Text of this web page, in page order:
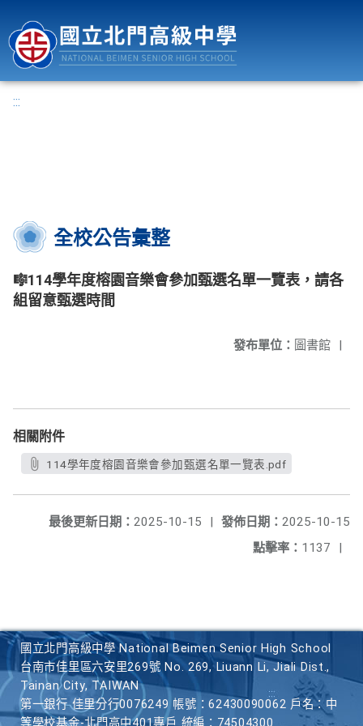
:::
全校公告彙整
🎼114學年度榕園音樂會參加甄選名單一覽表，請各
組留意甄選時間
發布單位： 圖書館 |
相關附件
114學年度榕園音樂會參加甄選名單一覽表.pdf
發佈日期： 2025-10-15
最後更新日期： 2025-10-15
|
點擊率： 1137 |
國立北門高級中學 National Beimen Senior High School
台南市佳里區六安里269號 No. 269, Liuann Li, Jiali Dist.,
Tainan City, TAIWAN
第一銀行 佳里分行0076249 帳號：62430090062 戶名：中
等學校基金-北門高中401專戶 統編：74504300